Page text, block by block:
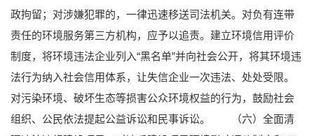
政拘留；对涉嫌犯罪的，一律迅速移送司法机关。对负有连带
责任的环境服务第三方机构，应予以追责。建立环境信用评价
制度，将环境违法企业列入“黑名单”并向社会公开，将其环境违
法行为纳入社会信用体系，让失信企业一次违法、处处受限。
对污染环境、破坏生态等损害公众环境权益的行为，鼓励社会
组织、公民依法提起公益诉讼和民事诉讼。
（六）全面清